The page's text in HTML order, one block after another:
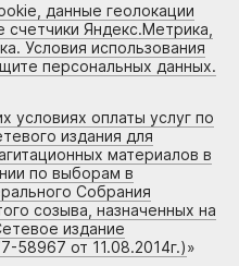
данные геолокации
счетчики Яндекс.Метрика,
Условия использования
персональных данных.
условиях оплаты услуг по
издания для
материалов в
по выборам в
Собрания
созыва, назначенных на
издание
58967 от 11.08.2014г.)»